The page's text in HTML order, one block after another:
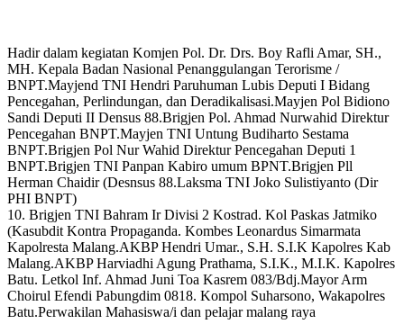
Hadir dalam kegiatan Komjen Pol. Dr. Drs. Boy Rafli Amar, SH.,
MH. Kepala Badan Nasional Penanggulangan Terorisme /
BNPT.Mayjend TNI Hendri Paruhuman Lubis Deputi I Bidang
Pencegahan, Perlindungan, dan Deradikalisasi.Mayjen Pol Bidiono
Sandi Deputi II Densus 88.Brigjen Pol. Ahmad Nurwahid Direktur
Pencegahan BNPT.Mayjen TNI Untung Budiharto Sestama
BNPT.Brigjen Pol Nur Wahid Direktur Pencegahan Deputi 1
BNPT.Brigjen TNI Panpan Kabiro umum BPNT.Brigjen Pll
Herman Chaidir (Desnsus 88.Laksma TNI Joko Sulistiyanto (Dir
PHI BNPT)
10. Brigjen TNI Bahram Ir Divisi 2 Kostrad. Kol Paskas Jatmiko
(Kasubdit Kontra Propaganda. Kombes Leonardus Simarmata
Kapolresta Malang.AKBP Hendri Umar., S.H. S.I.K Kapolres Kab
Malang.AKBP Harviadhi Agung Prathama, S.I.K., M.I.K. Kapolres
Batu. Letkol Inf. Ahmad Juni Toa Kasrem 083/Bdj.Mayor Arm
Choirul Efendi Pabungdim 0818. Kompol Suharsono, Wakapolres
Batu.Perwakilan Mahasiswa/i dan pelajar malang raya